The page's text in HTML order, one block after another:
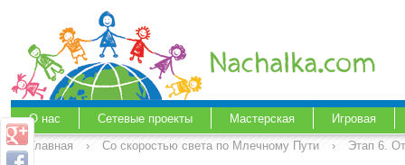
О нас Сетевые проекты Мастерская
Игровая
Главная
› Со скоростью света по Млечному Пути › Этап 6.